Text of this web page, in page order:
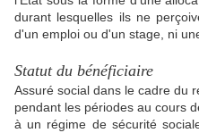
durant lesquelles ils ne
d'un emploi ou d'un stage, ni
Statut du bénéficiaire
Assuré social dans le cadre du
pendant les périodes au cours
à un régime de sécurité